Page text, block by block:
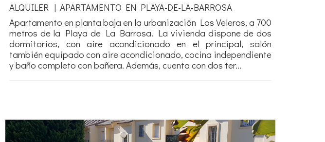
ALQUILER | APARTAMENTO EN PLAYA-DE-LA-BARROSA
Apartamento en planta baja en la urbanización Los Veleros, a 700
metros de la Playa de La Barrosa. La vivienda dispone de dos
dormitorios, con aire acondicionado en el principal, salón
también equipado con aire acondicionado, cocina independiente
y baño completo con bañera. Además, cuenta con dos ter...